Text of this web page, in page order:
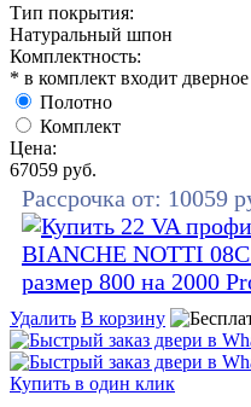
Тип покрытия:
Натуральный шпон
Комплектность:
* в комплект входит
Полотно
Комплект
Цена:
67059 руб.
Рассрочка от: 10059
Удалить В корзину
Купить в один клик